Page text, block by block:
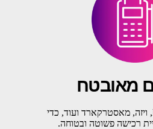
מאובטח
אנו מקבלים PayPal, ויזה, מאסטרקארד ועוד, כדי
רכישה פשוטה ובטוחה.